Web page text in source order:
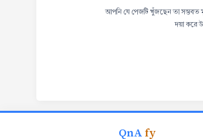
আপনি যে পেজটি খুঁজছেন তা সম্ভবত
দয়া করে
QnAfy